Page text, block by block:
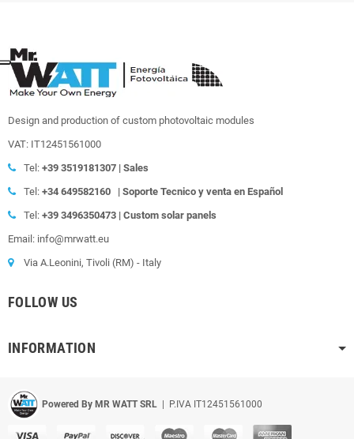
Design and production of custom photovoltaic modules
VAT: IT12451561000
Tel: +39 3519181307 | Sales
Tel: +34 649582160 | Soporte Tecnico y venta en Español
Tel: +39 3496350473 | Custom solar panels
Email: info@mrwatt.eu
Via A.Leonini, Tivoli (RM) - Italy
FOLLOW US
INFORMATION
Powered By MR WATT SRL | P.IVA IT12451561000